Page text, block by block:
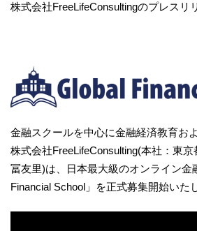
株式会社FreeLifeConsultingのプレスリ
金融スクールを中心に金融経済教育お
株式会社FreeLifeConsulting(本社：東
冨友里)は、日本最大級のオンライン金
Financial School」を正式募集開始いた